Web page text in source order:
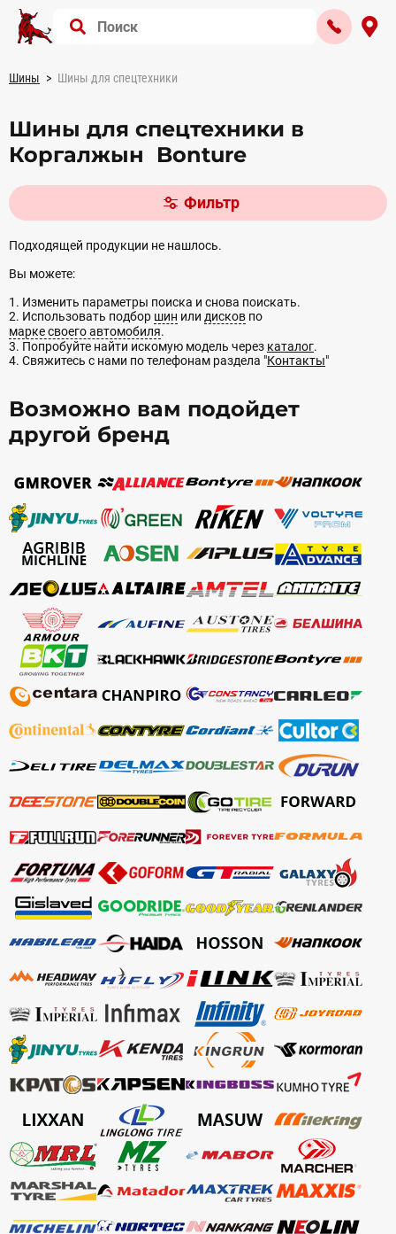
Шины Шины для спецтехники
Шины для спецтехники в
Коргалжын Bonture
Фильтр
Подходящей продукции не нашлось.
Вы можете:
1. Изменить параметры поиска и снова поискать.
2. Использовать подбор шин или дисков по
марке своего автомобиля.
3. Попробуйте найти искомую модель через каталог.
4. Свяжитесь с нами по телефонам раздела "Контакты"
Возможно вам подойдет
другой бренд